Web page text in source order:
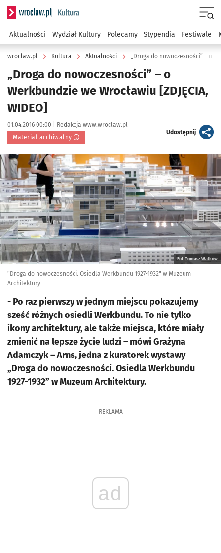
Serwis informacyjny wroclaw.pl podserwis: Kultura
Aktualności Wydział Kultury Polecamy Stypendia Festiwale
wroclaw.pl Kultura Aktualności „Droga do nowoczesności” – o
„Droga do nowoczesności” – o
Werkbundzie we Wrocławiu [ZDJĘCIA,
WIDEO]
Data publikacji:
01.04.2016 00:00 | Autor:
Redakcja www.wroclaw.pl
Materiał archiwalny
Udostępnijartykuł
Kliknij, aby powiększyć
Fot. Tomasz Walków
"Droga do nowoczesności. Osiedla Werkbundu 1927-1932" w Muzeum
Architektury
- Po raz pierwszy w jednym miejscu pokazujemy
sześć różnych osiedli Werkbundu. To nie tylko
ikony architektury, ale także miejsca, które miały
zmienić na lepsze życie ludzi – mówi Grażyna
Adamczyk – Arns, jedna z kuratorek wystawy
„Droga do nowoczesności. Osiedla Werkbundu
1927-1932” w Muzeum Architektury.
REKLAMA
ad